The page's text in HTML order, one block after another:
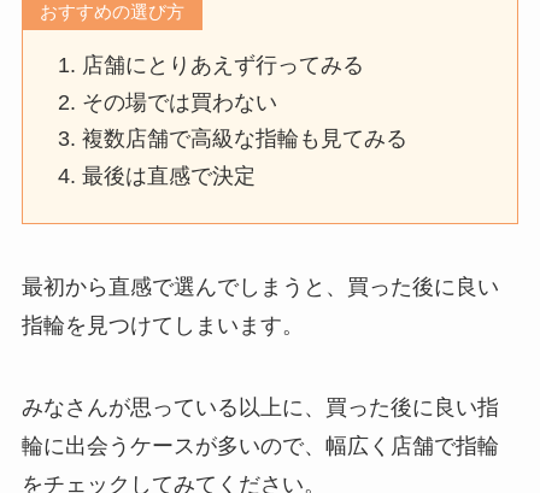
おすすめの選び方
店舗にとりあえず行ってみる
その場では買わない
複数店舗で高級な指輪も見てみる
最後は直感で決定
最初から直感で選んでしまうと、買った後に良い
指輪を見つけてしまいます。
みなさんが思っている以上に、買った後に良い指
輪に出会うケースが多いので、幅広く店舗で指輪
をチェックしてみてください。